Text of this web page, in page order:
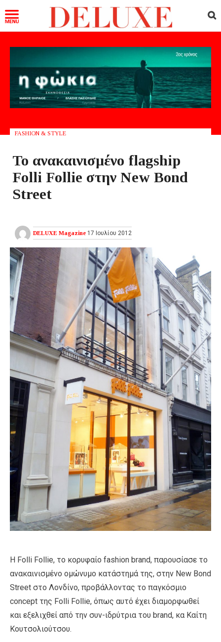
FASHION & STYLE
Το ανακαινισμένο flagship
Folli Follie στην New Bond
Street
DELUXE Magazine 17 Ιουλίου 2012
Η Folli Follie, το κορυφαίο fashion brand, παρουσίασε το
ανακαινισμένο ομώνυμο κατάστημά της, στην New Bond
Street στο Λονδίνο, προβάλλοντας το παγκόσμιο
concept της Folli Follie, όπως αυτό έχει διαμορφωθεί
και εξελιχθεί από την συν-ιδρύτρια του brand, κα Καίτη
Κουτσολιούτσου.